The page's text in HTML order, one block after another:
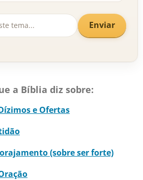
Enviar
a Bíblia diz sobre:
e Ofertas
(sobre ser forte)